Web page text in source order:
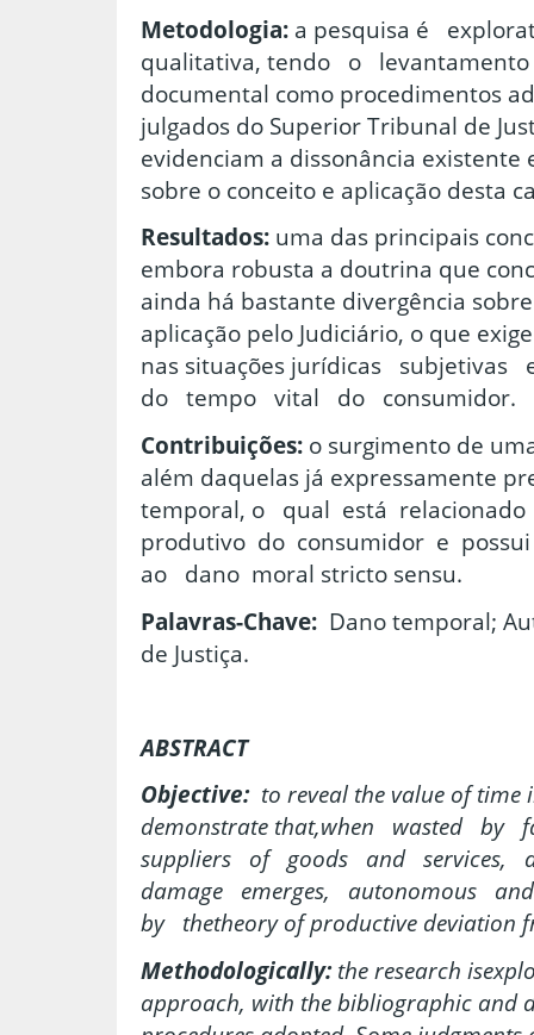
Metodologia: a pesquisa é
qualitativa, tendo o
documental como procedimentos
julgados do Superior Tribunal de
evidenciam a dissonância
sobre o conceito e aplicação desta
Resultados: uma das principais
embora robusta a doutrina que
ainda há bastante divergência
aplicação pelo Judiciário, o que
nas situações jurídicas
do tempo vital do consumidor.
Contribuições: o surgimento de
além daquelas já expressamente
temporal, o qual está
produtivo do consumidor e
ao dano moral stricto sensu.
Palavras-Chave: Dano temporal;
de Justiça.
ABSTRACT
Objective:to reveal the value of time
demonstrate that,when wasted
suppliers of goods and services,
damage emerges, autonomous
by thetheory of productive deviation
Methodologically:the research
approach, with the bibliographic and